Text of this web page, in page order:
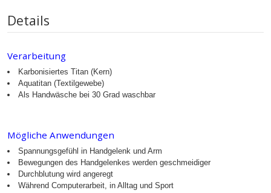
Details
Verarbeitung
Karbonisiertes Titan (Kern)
Aquatitan (Textilgewebe)
Als Handwäsche bei 30 Grad waschbar
Mögliche Anwendungen
Spannungsgefühl in Handgelenk und Arm
Bewegungen des Handgelenkes werden geschmeidiger
Durchblutung wird angeregt
Während Computerarbeit, in Alltag und Sport